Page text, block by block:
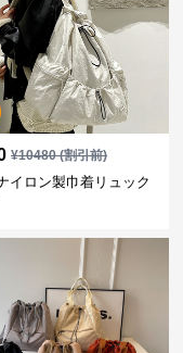
¥10480(割引前)
イロン製巾着リュック